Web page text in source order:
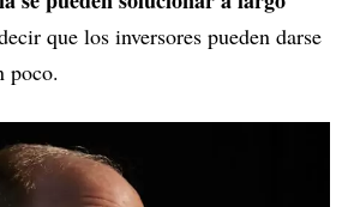
que los inversores pueden darse
poco.